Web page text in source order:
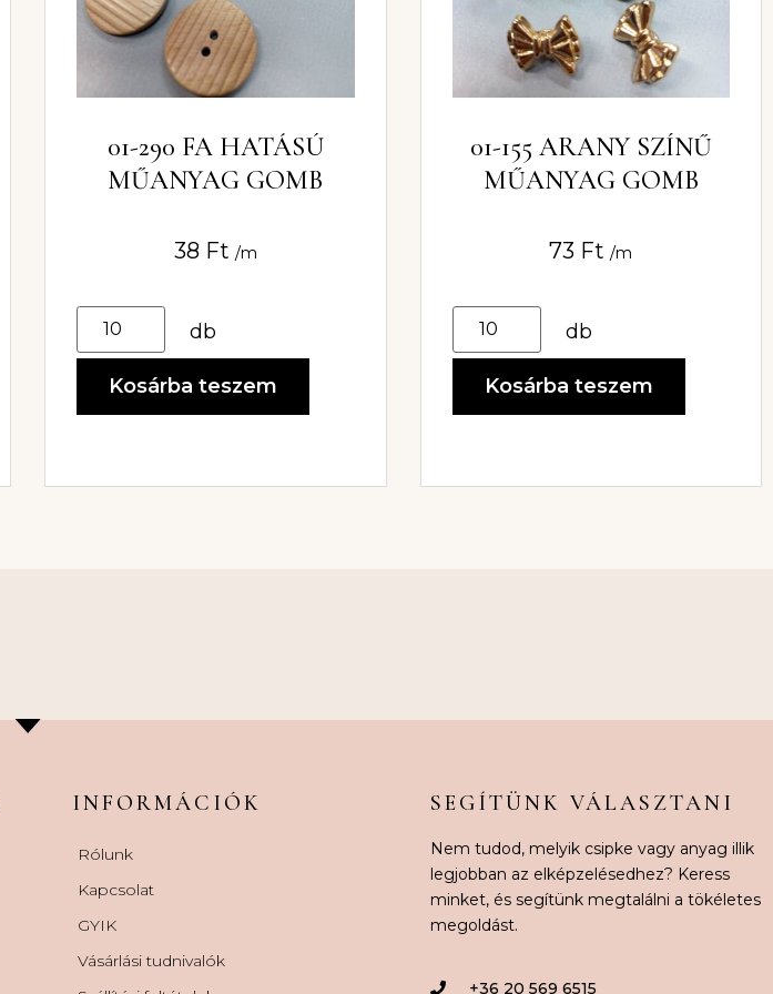
01-290 FA HATÁSÚ
MŰANYAG GOMB
38 Ft /m
db
Kosárba teszem
01-155 ARANY SZÍNŰ
MŰANYAG GOMB
73 Ft /m
db
Kosárba teszem
INFORMÁCIÓK
Rólunk
Kapcsolat
GYIK
Vásárlási tudnivalók
SEGÍTÜNK VÁLASZTANI
Nem tudod, melyik csipke vagy anyag illik
legjobban az elképzelésedhez? Keress
minket, és segítünk megtalálni a tökéletes
megoldást.
+36 20 569 6515